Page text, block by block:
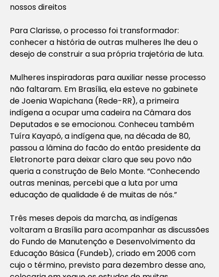
nossos direitos
Para Clarisse, o processo foi transformador:
conhecer a história de outras mulheres lhe deu o
desejo de construir a sua própria trajetória de luta.
Mulheres inspiradoras para auxiliar nesse processo
não faltaram. Em Brasília, ela esteve no gabinete
de Joenia Wapichana (Rede-RR), a primeira
indígena a ocupar uma cadeira na Câmara dos
Deputados e se emocionou. Conheceu também
Tuíra Kayapó, a indígena que, na década de 80,
passou a lâmina do facão do então presidente da
Eletronorte para deixar claro que seu povo não
queria a construção de Belo Monte. “Conhecendo
outras meninas, percebi que a luta por uma
educação de qualidade é de muitas de nós.”
Três meses depois da marcha, as indígenas
voltaram a Brasília para acompanhar as discussões
do Fundo de Manutenção e Desenvolvimento da
Educação Básica (Fundeb), criado em 2006 com
cujo o término, previsto para dezembro desse ano,